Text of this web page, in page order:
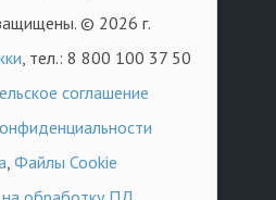
© 2026 г.
, тел.: 8 800 100 37 50
соглашение
, Файлы Cookie